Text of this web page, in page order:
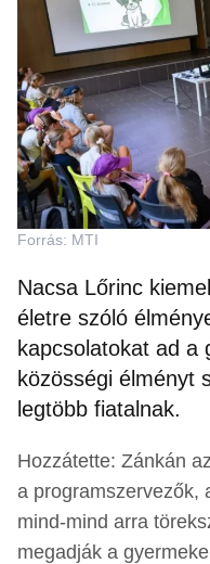
Forrás: MTI
Nacsa Lőrinc
életre szóló
kapcsolatokat ad a
közösségi élményt
legtöbb fiatalnak.
Hozzátette: Zánkán
a programszervezők,
mind-mind arra
megadják a